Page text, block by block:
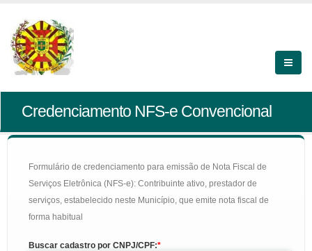
Credenciamento NFS-e Convencional
Formulário de credenciamento para emissão de Nota Fiscal de
Serviços Eletrônica (NFS-e): Contribuinte ativo, prestador de
serviços, estabelecido neste Município, que emite nota fiscal de
forma habitual
Buscar cadastro por CNPJ/CPF: